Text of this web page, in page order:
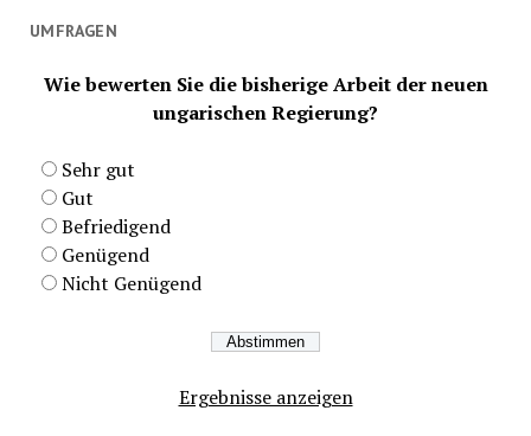
UMFRAGEN
Wie bewerten Sie die bisherige Arbeit der neuen
ungarischen Regierung?
Sehr gut
Gut
Befriedigend
Genügend
Nicht Genügend
Ergebnisse anzeigen